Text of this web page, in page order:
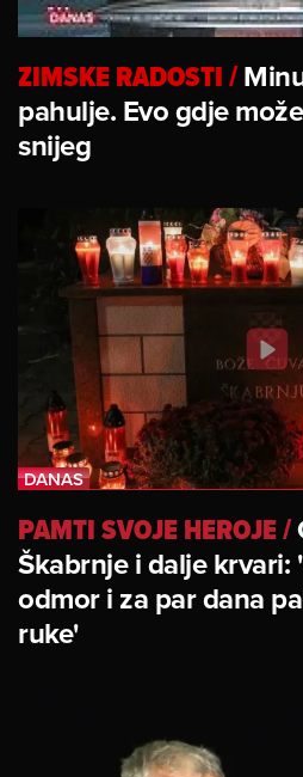
ZIMSKE RADOSTI/
pahulje. Evo gdje
snijeg
PAMTI SVOJE HEROJE/
Škabrnje i dalje krvari:
odmor i za par dana
ruke'